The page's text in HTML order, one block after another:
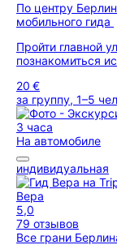
По центру
мобильного гида
Пройти главной
познакомиться
20 €
за группу, 1–5
3 часа
На автомобиле
индивидуальная
Вера
5,0
79 отзывов
Все грани